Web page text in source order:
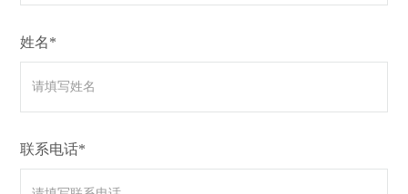
姓名*
联系电话*